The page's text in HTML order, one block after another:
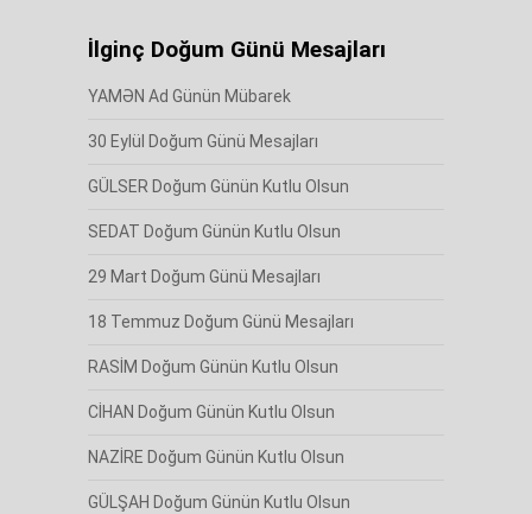
İlginç Doğum Günü Mesajları
YAMƏN Ad Günün Mübarek
30 Eylül Doğum Günü Mesajları
GÜLSER Doğum Günün Kutlu Olsun
SEDAT Doğum Günün Kutlu Olsun
29 Mart Doğum Günü Mesajları
18 Temmuz Doğum Günü Mesajları
RASİM Doğum Günün Kutlu Olsun
CİHAN Doğum Günün Kutlu Olsun
NAZİRE Doğum Günün Kutlu Olsun
GÜLŞAH Doğum Günün Kutlu Olsun